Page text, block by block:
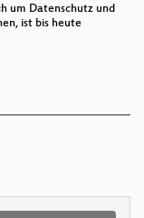
um Datenschutz und
ist bis heute